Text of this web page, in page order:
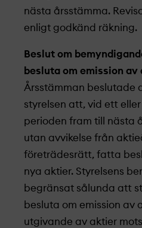
nästa årsstämma.
enligt godkänd räkning.
Beslut om
besluta om emission av
Årsstämman beslutade
styrelsen att, vid ett
perioden fram till nästa
utan avvikelse från
företrädesrätt, fatta
nya aktier. Styrelsens
begränsat sålunda att
besluta om emission av
utgivande av aktier